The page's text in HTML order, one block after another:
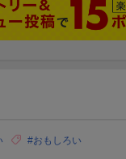
#おもしろい